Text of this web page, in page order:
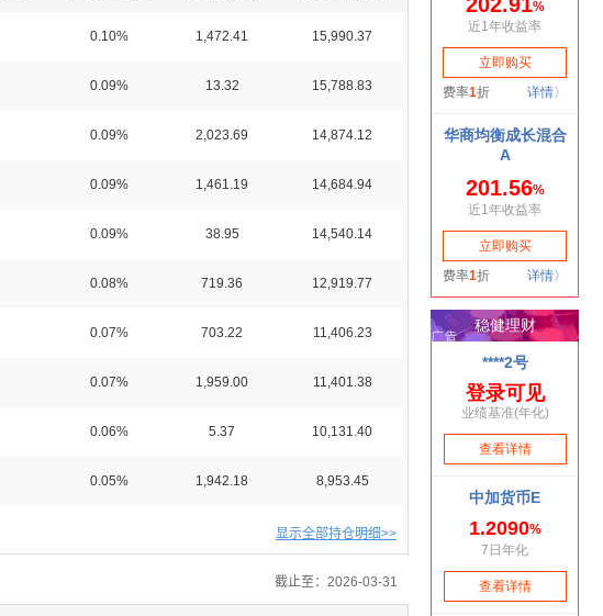
0.10% 1,472.41 15,990.37
0.09% 13.32 15,788.83
0.09% 2,023.69 14,874.12
0.09% 1,461.19 14,684.94
0.09% 38.95 14,540.14
0.08% 719.36 12,919.77
0.07% 703.22 11,406.23
0.07% 1,959.00 11,401.38
0.06% 5.37 10,131.40
0.05% 1,942.18 8,953.45
显示全部持仓明细>>
截止至：2026-03-31